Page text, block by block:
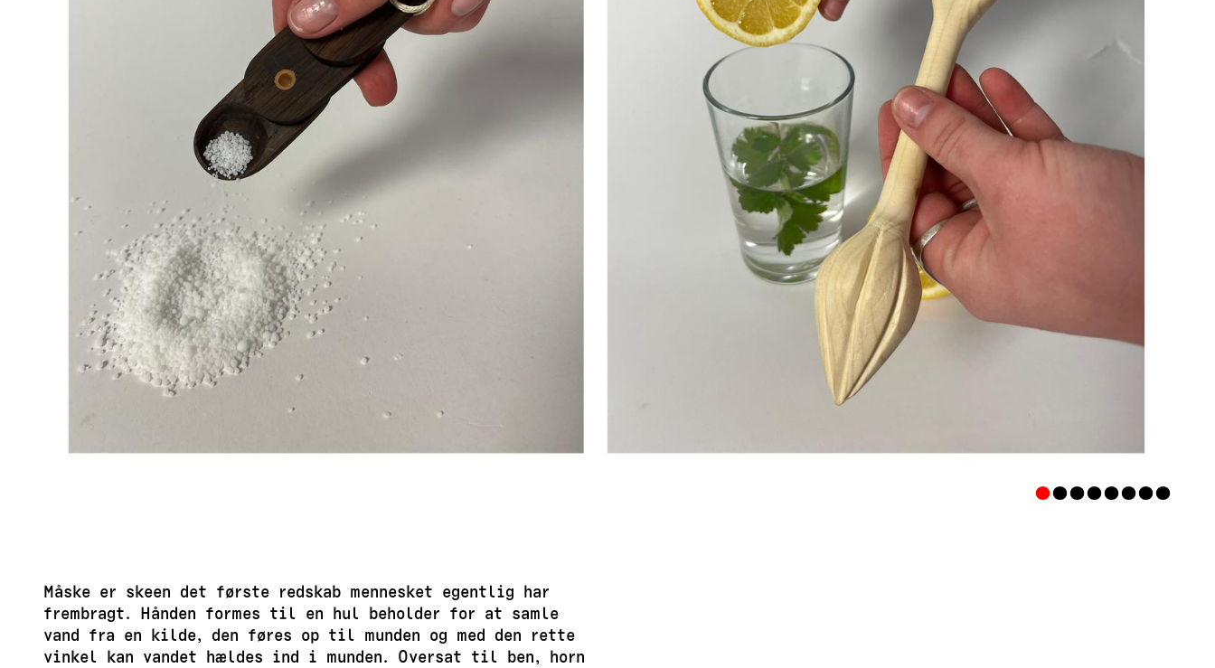
••••••••
Måske er skeen det første redskab mennesket egentlig har
frembragt. Hånden formes til en hul beholder for at samle
vand fra en kilde, den føres op til munden og med den rette
vinkel kan vandet hældes ind i munden. Oversat til ben, horn